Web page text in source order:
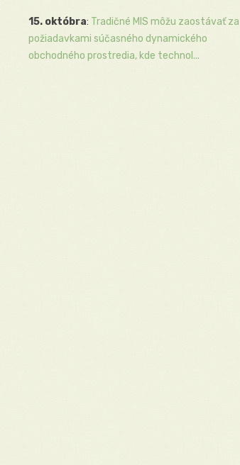
15. októbra: Tradičné MIS môžu zaostávať za
požiadavkami súčasného dynamického
obchodného prostredia, kde technol...